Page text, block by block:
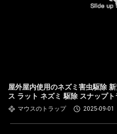
屋外屋内使用のネズミ害虫駆除
ス ラット ネズミ 駆除 スナップト
マウスのトラップ 2025-09-01